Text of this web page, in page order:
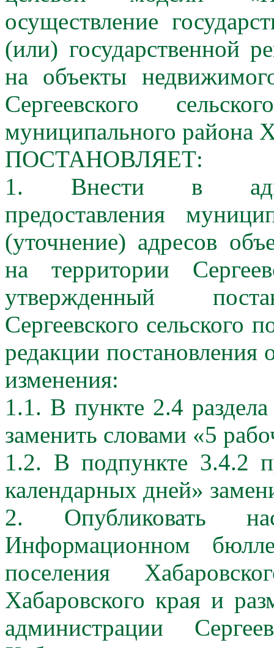
осуществление
(или) государственной
на объекты
Сергеевского
муниципального района
ПОСТАНОВЛЯЕТ:
1. Внести в
предоставления
(уточнение) адресов
на территории
утвержденный
Сергеевского
редакции
изменения:
1.1. В пункте 2.4
заменить словами «5
1.2. В подпункте 3.4.2
календарных дней»
2. Опубликовать
Информационном
поселения
Хабаровского края и
администрации